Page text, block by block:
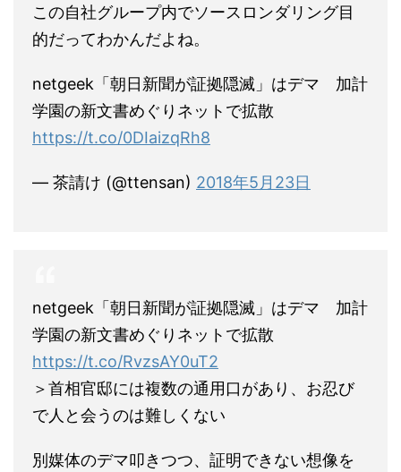
この自社グループ内でソースロンダリング目
的だってわかんだよね。
netgeek「朝日新聞が証拠隠滅」はデマ 加計
学園の新文書めぐりネットで拡散
https://t.co/0DIaizqRh8
— 茶請け (@ttensan) 2018年5月23日
netgeek「朝日新聞が証拠隠滅」はデマ 加計
学園の新文書めぐりネットで拡散
https://t.co/RvzsAY0uT2
＞首相官邸には複数の通用口があり、お忍び
で人と会うのは難しくない
別媒体のデマ叩きつつ、証明できない想像を